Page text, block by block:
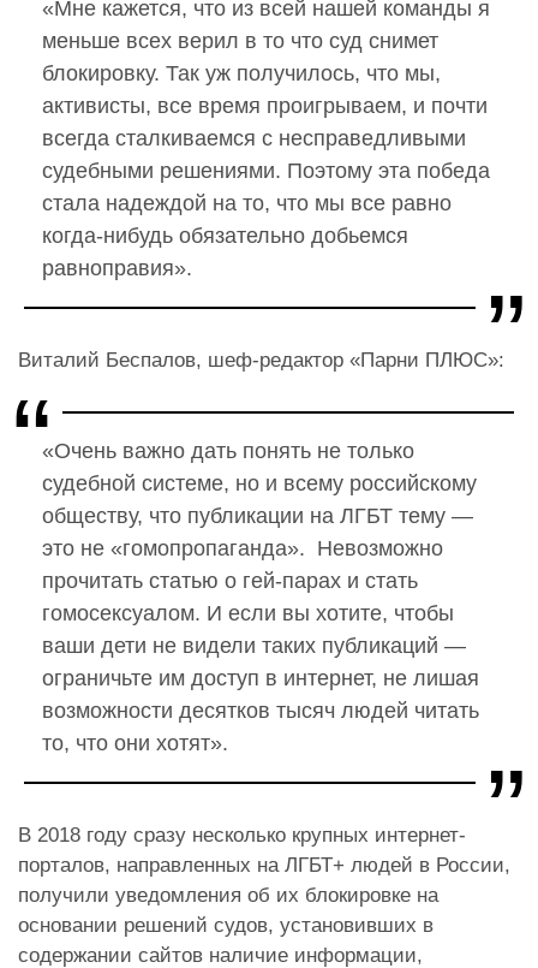
«Мне кажется, что из всей нашей команды я
меньше всех верил в то что суд снимет
блокировку. Так уж получилось, что мы,
активисты, все время проигрываем, и почти
всегда сталкиваемся с несправедливыми
судебными решениями. Поэтому эта победа
стала надеждой на то, что мы все равно
когда-нибудь обязательно добьемся
равноправия».
Виталий Беспалов, шеф-редактор «Парни ПЛЮС»:
«Очень важно дать понять не только
судебной системе, но и всему российскому
обществу, что публикации на ЛГБТ тему —
это не «гомопропаганда». Невозможно
прочитать статью о гей-парах и стать
гомосексуалом. И если вы хотите, чтобы
ваши дети не видели таких публикаций —
ограничьте им доступ в интернет, не лишая
возможности десятков тысяч людей читать
то, что они хотят».
В 2018 году сразу несколько крупных интернет-
порталов, направленных на ЛГБТ+ людей в России,
получили уведомления об их блокировке на
основании решений судов, установивших в
содержании сайтов наличие информации,